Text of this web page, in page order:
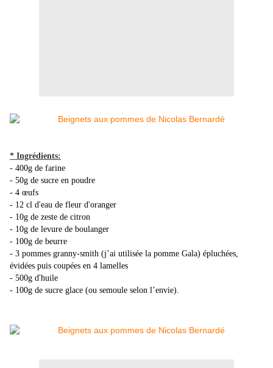
* Ingrédients:
- 400g de farine
- 50g de sucre en poudre
- 4 œufs
- 12 cl d'eau de fleur d'oranger
- 10g de zeste de citron
- 10g de levure de boulanger
- 100g de beurre
- 3 pommes granny-smith (j’ai utilisée la pomme Gala) épluchées,
évidées puis coupées en 4 lamelles
- 500g d'huile
- 100g de sucre glace (ou semoule selon l’envie).